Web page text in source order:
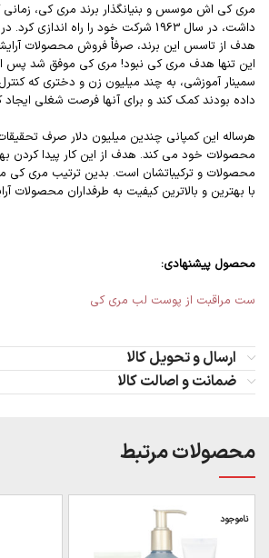
داشت، در سال 1963 شرکت خود را راه
هدف از تاسس این برند، صرفاٌ فروش محصولات
این تنها هدف مری کی نبود! مری کی موفق شد پس از
سمینار آموزشی، به چند میلیون زن و دختری که
داده بودند کمک کند و برای آنها فرصت شغلی ایجاد
هرساله این کمپانی چندین میلیون دلار صرف
محصولات خود می کند. هدف از این کار پیدا کردن
محصولات و ترکیباتشان است. بدین ترتیب مری کی
با بهترین و بالاترین کیفیت به طرفداران محصولات
محصول پیشنهادی:
ست مراقبت از پوست لب مری کی
ارسال و تحویل کالا
ضمانت و اصالت کالا
محصولات مرتبط
ناموجود